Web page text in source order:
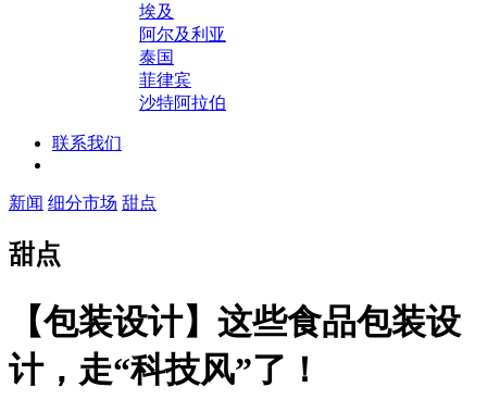
埃及
阿尔及利亚
泰国
菲律宾
沙特阿拉伯
联系我们
新闻 细分市场 甜点
甜点
【包装设计】这些食品包装设
计，走“科技风”了！